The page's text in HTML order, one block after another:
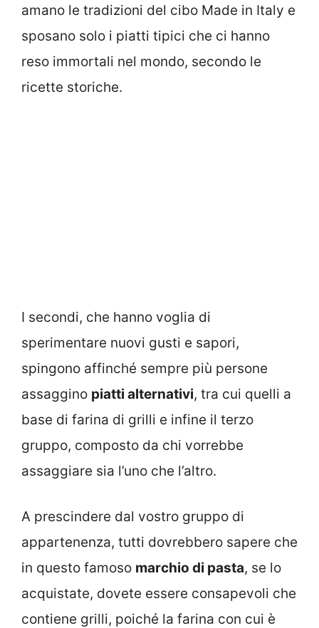
amano le tradizioni del cibo Made in Italy e
sposano solo i piatti tipici che ci hanno
reso immortali nel mondo, secondo le
ricette storiche.
I secondi, che hanno voglia di
sperimentare nuovi gusti e sapori,
spingono affinché sempre più persone
assaggino piatti alternativi, tra cui quelli a
base di farina di grilli e infine il terzo
gruppo, composto da chi vorrebbe
assaggiare sia l’uno che l’altro.
A prescindere dal vostro gruppo di
appartenenza, tutti dovrebbero sapere che
in questo famoso marchio di pasta, se lo
acquistate, dovete essere consapevoli che
contiene grilli, poiché la farina con cui è